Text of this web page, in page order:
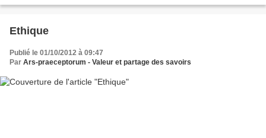
Ethique
Publié le 01/10/2012 à 09:47
Par Ars-praeceptorum - Valeur et partage des savoirs